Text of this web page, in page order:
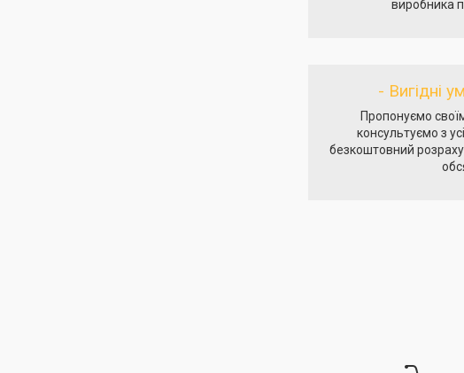
виробника
- Вигідні
Пропонуємо
консультуємо з
безкоштовний